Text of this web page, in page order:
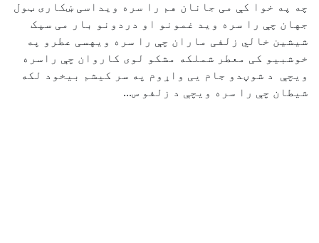
چه په خوا کې می جانان هم را سره ويداسی ښکاری ټول
جهان چې را سره ويد غمونو او دردونو بار می سپک
شيشين خالي زلفی ماران چې را سره ويهسی عطرو په
خوشبيو کی معطر شملکه مشکو لوی کاروان چې راسره
ويچې د شوڼدو جام يی واړوم په سر کیشم بيخود لکه
شيطان چې را سره ويچې د زلفو س...